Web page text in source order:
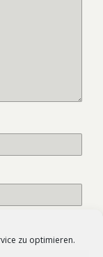
zu optimieren.